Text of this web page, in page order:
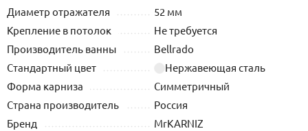
Диаметр отражателя
52 мм
Крепление в потолок
Не требуется
Производитель ванны
Bellrado
Стандартный цвет
Нержавеющая сталь
Форма карниза
Симметричный
Страна производитель
Россия
Бренд
MrKARNIZ